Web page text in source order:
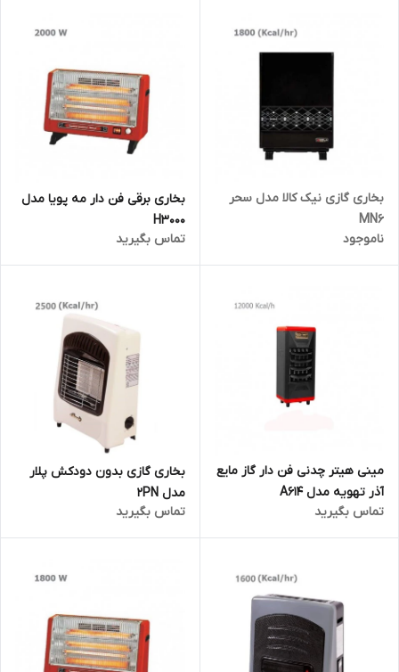
بخاری گازی نیک کالا مدل سحر
MN6
ناموجود
بخاری برقی فن دار مه پویا مدل
H3000
تماس بگیرید
مینی هیتر چدنی فن دار گاز مایع
آذر تهویه مدل A614
تماس بگیرید
بخاری گازی بدون دودکش پلار
مدل 2PN
تماس بگیرید